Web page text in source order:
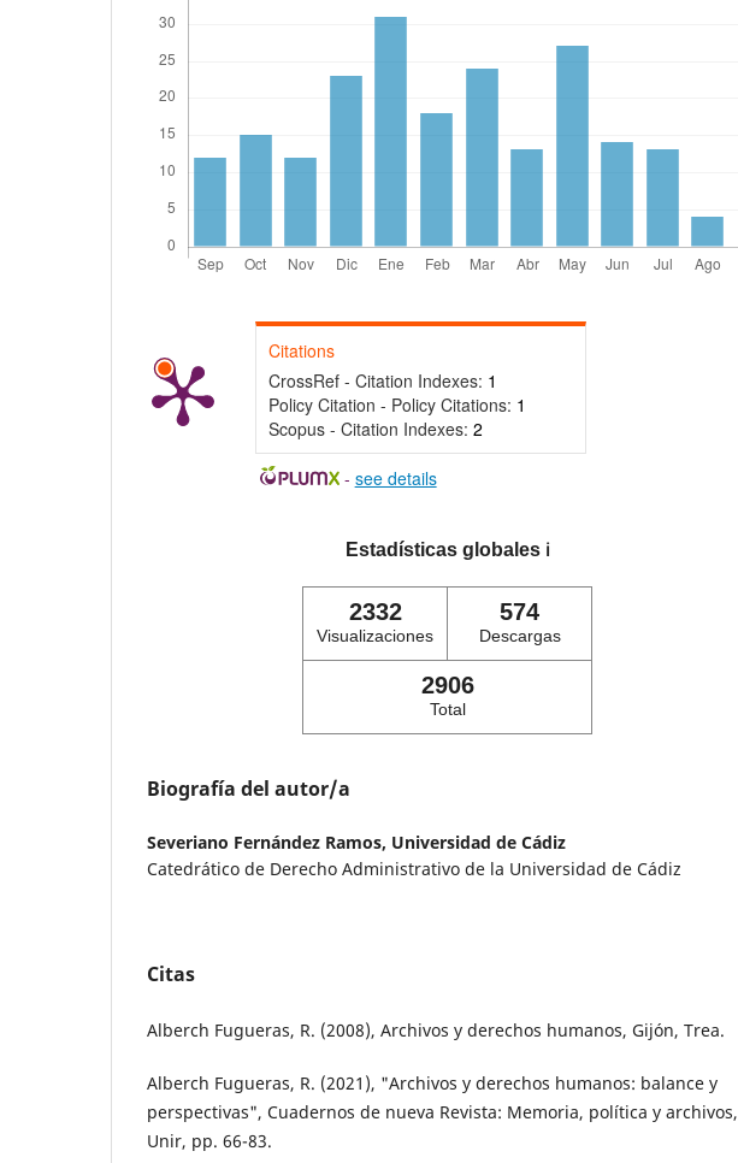
Citations
CrossRef - Citation Indexes: 1
Policy Citation - Policy Citations: 1
Scopus - Citation Indexes: 2
- see details
Estadísticas globales ℹ️
2332
Visualizaciones
574
Descargas
2906
Total
Biografía del autor/a
Severiano Fernández Ramos, Universidad de Cádiz
Catedrático de Derecho Administrativo de la Universidad de Cádiz
Citas
Alberch Fugueras, R. (2008), Archivos y derechos humanos, Gijón, Trea.
Alberch Fugueras, R. (2021), "Archivos y derechos humanos: balance y
perspectivas", Cuadernos de nueva Revista: Memoria, política y archivos,
Unir, pp. 66-83.